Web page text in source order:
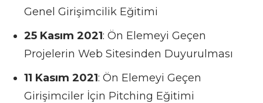
Genel Girişimcilik Eğitimi
25 Kasım 2021: Ön Elemeyi Geçen
Projelerin Web Sitesinden Duyurulması
11 Kasım 2021: Ön Elemeyi Geçen
Girişimciler İçin Pitching Eğitimi